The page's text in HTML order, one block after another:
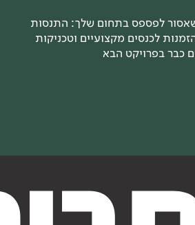
שאסור לפספס בתחום שלך: התנסות
לכנסים מקצועיים וטכניקות
כבר בפרויקט הבא